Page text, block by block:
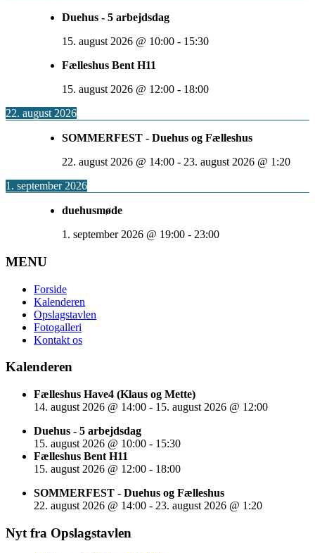
Duehus - 5 arbejdsdag
15. august 2026 @ 10:00 - 15:30
Fælleshus Bent H11
15. august 2026 @ 12:00 - 18:00
22. august 2026
SOMMERFEST - Duehus og Fælleshus
22. august 2026 @ 14:00 - 23. august 2026 @ 1:20
1. september 2026
duehusmøde
1. september 2026 @ 19:00 - 23:00
MENU
Forside
Kalenderen
Opslagstavlen
Fotogalleri
Kontakt os
Kalenderen
Fælleshus Have4 (Klaus og Mette)
14. august 2026 @ 14:00 - 15. august 2026 @ 12:00
Duehus - 5 arbejdsdag
15. august 2026 @ 10:00 - 15:30
Fælleshus Bent H11
15. august 2026 @ 12:00 - 18:00
SOMMERFEST - Duehus og Fælleshus
22. august 2026 @ 14:00 - 23. august 2026 @ 1:20
Nyt fra Opslagstavlen